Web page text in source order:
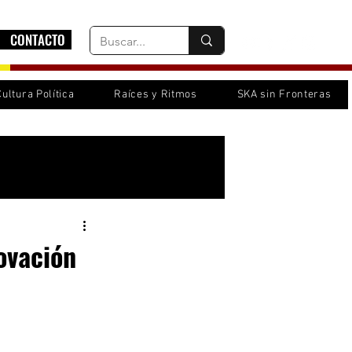
CONTACTO
Política Raíces y Ritmos SKA sin Fronteras